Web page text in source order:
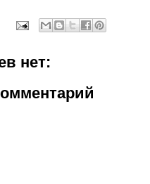
нет: